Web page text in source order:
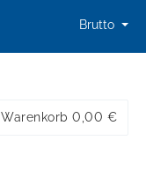
Brutto
Warenkorb 0,00 €